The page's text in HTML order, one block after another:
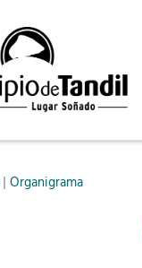
| Organigrama